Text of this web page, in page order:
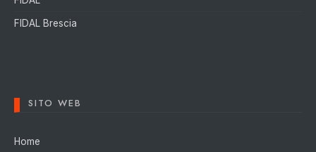
FIDAL Brescia
SITO WEB
Home